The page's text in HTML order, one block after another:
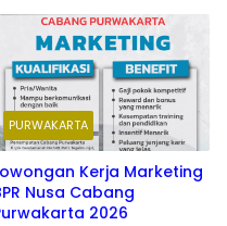
PURWAKARTA
Kerja Marketing
Nusa Cabang
2026